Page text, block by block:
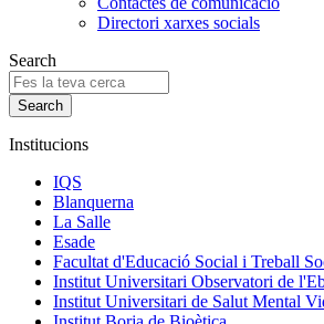
Directori xarxes socials
Search
Institucions
IQS
Blanquerna
La Salle
Esade
Facultat d'Educació Social i Treball
Institut Universitari Observatori de
Institut Universitari de Salut Mental